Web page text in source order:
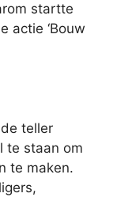
startte
actie ‘Bouw
teller
te staan om
te maken.